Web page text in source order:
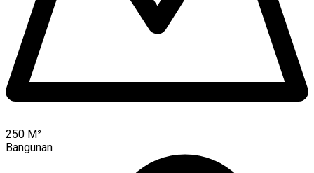
250 M²
Bangunan